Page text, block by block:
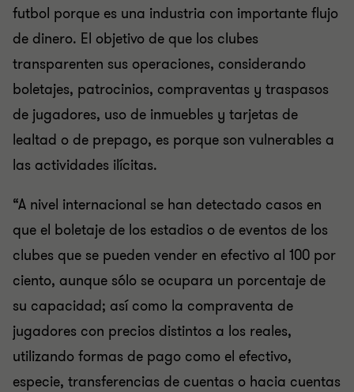
futbol porque es una industria con importante flujo
de dinero. El objetivo de que los clubes
transparenten sus operaciones, considerando
boletajes, patrocinios, compraventas y traspasos
de jugadores, uso de inmuebles y tarjetas de
lealtad o de prepago, es porque son vulnerables a
las actividades ilícitas.
“A nivel internacional se han detectado casos en
que el boletaje de los estadios o de eventos de los
clubes que se pueden vender en efectivo al 100 por
ciento, aunque sólo se ocupara un porcentaje de
su capacidad; así como la compraventa de
jugadores con precios distintos a los reales,
utilizando formas de pago como el efectivo,
especie, transferencias de cuentas o hacia cuentas